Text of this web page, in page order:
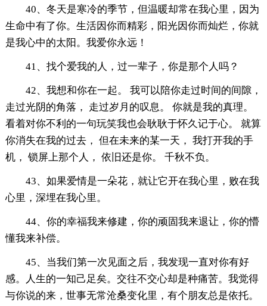
40、冬天是寒冷的季节，但温暖却常在我心里，因为
生命中有了你。生活因你而精彩，阳光因你而灿烂，你就
是我心中的太阳。我爱你永远！
41、找个爱我的人，过一辈子，你是那个人吗？
42、我想和你在一起。 我可以陪你走过时间的间隙，
走过光阴的角落， 走过岁月的叹息。 你就是我的真理。
看着对你不利的一句玩笑我也会耿耿于怀久记于心。 就算
你消失在我的过去， 但在未来的某一天， 我打开我的手
机， 锁屏上那个人， 依旧还是你。 千秋不负。
43、如果爱情是一朵花，就让它开在我心里，败在我
心里，深埋在我心里。
44、你的幸福我来修建，你的顽固我来退让，你的懵
懂我来补偿。
45、当我们第一次见面之后，我发现一直对你有好
感。人生的一知己足矣。交往不交心却是种痛苦。我觉得
与你说的来，世事无常沧桑变化里，有个朋友总是依托。